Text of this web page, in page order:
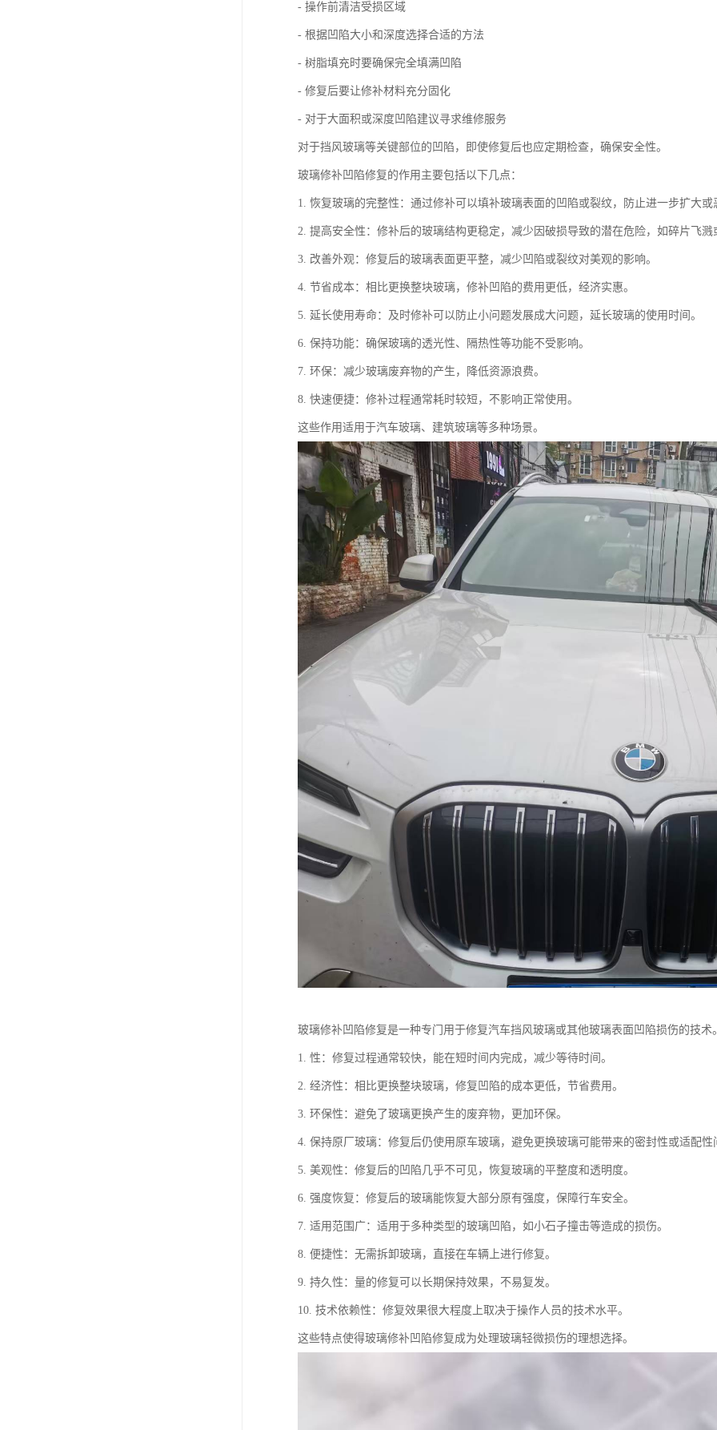
- 操作前清洁受损区域
- 根据凹陷大小和深度选择合适的方法
- 树脂填充时要确保完全填满凹陷
- 修复后要让修补材料充分固化
- 对于大面积或深度凹陷建议寻求维修服务
对于挡风玻璃等关键部位的凹陷，即使修复后也应定期检查，确保安全性。
玻璃修补凹陷修复的作用主要包括以下几点：
1. 恢复玻璃的完整性：通过修补可以填补玻璃表面的凹陷或裂纹，防止进一步扩大或
2. 提高安全性：修补后的玻璃结构更稳定，减少因破损导致的潜在危险，如碎片飞溅
3. 改善外观：修复后的玻璃表面更平整，减少凹陷或裂纹对美观的影响。
4. 节省成本：相比更换整块玻璃，修补凹陷的费用更低，经济实惠。
5. 延长使用寿命：及时修补可以防止小问题发展成大问题，延长玻璃的使用时间。
6. 保持功能：确保玻璃的透光性、隔热性等功能不受影响。
7. 环保：减少玻璃废弃物的产生，降低资源浪费。
8. 快速便捷：修补过程通常耗时较短，不影响正常使用。
这些作用适用于汽车玻璃、建筑玻璃等多种场景。
玻璃修补凹陷修复是一种专门用于修复汽车挡风玻璃或其他玻璃表面凹陷损伤的技术
1. 性：修复过程通常较快，能在短时间内完成，减少等待时间。
2. 经济性：相比更换整块玻璃，修复凹陷的成本更低，节省费用。
3. 环保性：避免了玻璃更换产生的废弃物，更加环保。
4. 保持原厂玻璃：修复后仍使用原车玻璃，避免更换玻璃可能带来的密封性或适配性
5. 美观性：修复后的凹陷几乎不可见，恢复玻璃的平整度和透明度。
6. 强度恢复：修复后的玻璃能恢复大部分原有强度，保障行车安全。
7. 适用范围广：适用于多种类型的玻璃凹陷，如小石子撞击等造成的损伤。
8. 便捷性：无需拆卸玻璃，直接在车辆上进行修复。
9. 持久性：量的修复可以长期保持效果，不易复发。
10. 技术依赖性：修复效果很大程度上取决于操作人员的技术水平。
这些特点使得玻璃修补凹陷修复成为处理玻璃轻微损伤的理想选择。